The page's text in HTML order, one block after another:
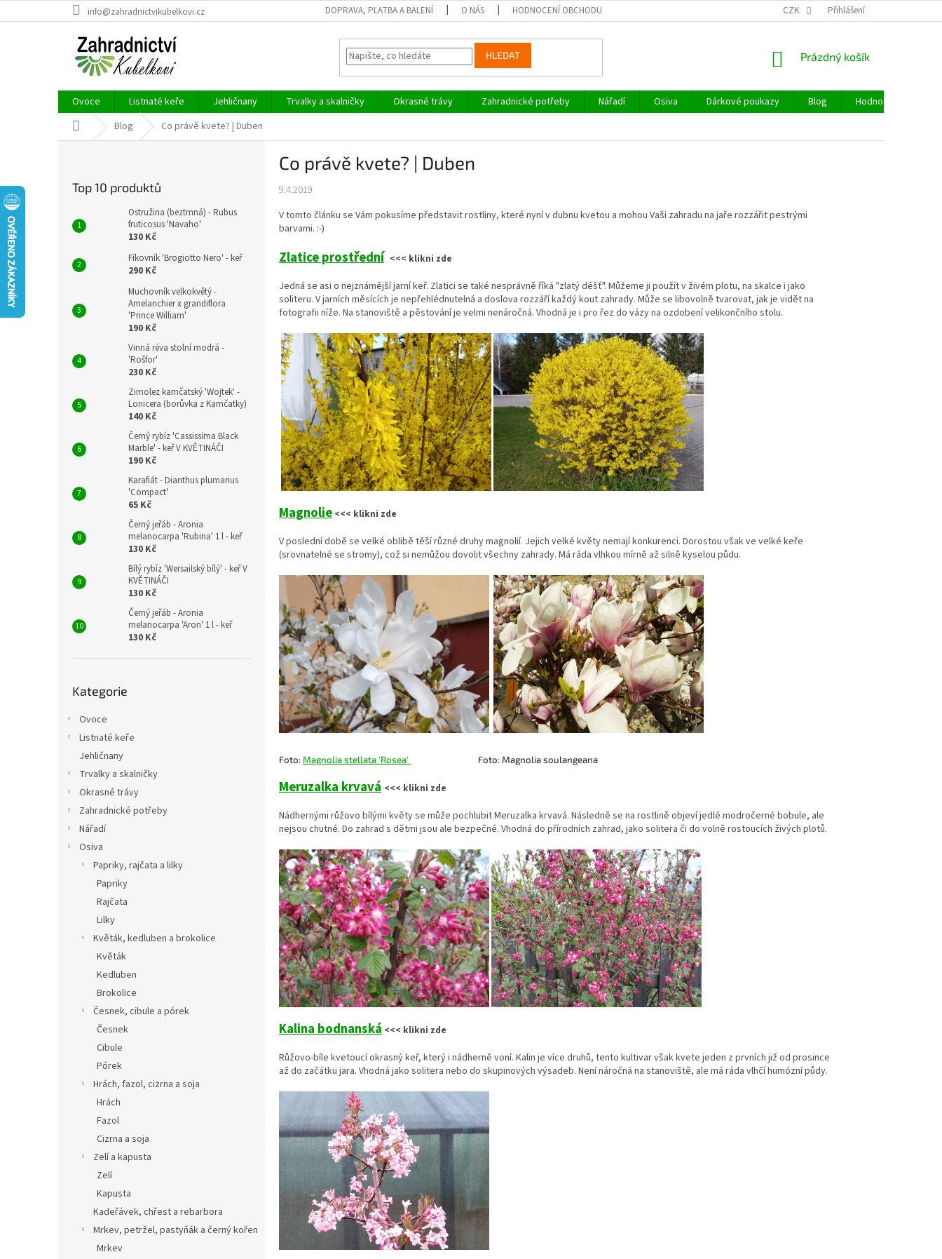
na
info@zahradnictvikubelkovi.cz DOPRAVA, PLATBA A BALENÍ O NÁS HODNOCENÍ OBCHODU CZK Přihlášení
HLEDAT
NÁKUPNÍ
Prázdný košík
Ovoce Listnaté keře Jehličnany Trvalky a skalničky Okrasné trávy Zahradnické potřeby Nářadí Osiva Dárkové poukazy Blog
Hodnocení obchodu
Domů Blog Co právě kvete? | Duben
Top 10 produktů
Ostružina (beztrnná) - Rubus
fruticosus 'Navaho'
130 Kč
Fíkovník 'Brogiotto Nero' - keř
290 Kč
Muchovník velkokvětý -
Amelanchier x grandiflora
'Prince William'
190 Kč
Vinná réva stolní modrá -
'Rošfor'
230 Kč
Zimolez kamčatský 'Wojtek' -
Lonicera (borůvka z Kamčatky)
140 Kč
Černý rybíz 'Cassissima Black
Marble' - keř V KVĚTINÁČI
190 Kč
Karafiát - Dianthus plumarius
'Compact'
65 Kč
Černý jeřáb - Aronia
melanocarpa 'Rubina' 1 l - keř
130 Kč
Bílý rybíz 'Wersailský bílý' - keř V
KVĚTINÁČI
130 Kč
Černý jeřáb - Aronia
melanocarpa 'Aron' 1 l - keř
130 Kč
kategorie
Kategorie
Ovoce
Listnaté keře
Jehličnany
Trvalky a skalničky
Okrasné trávy
Zahradnické potřeby
Nářadí
Osiva
Papriky, rajčata a lilky
Papriky
Rajčata
Lilky
Květák, kedluben a brokolice
Květák
Kedluben
Brokolice
Česnek, cibule a pórek
Česnek
Cibule
Pórek
Hrách, fazol, cizrna a soja
Hrách
Fazol
Cizrna a soja
Zelí a kapusta
Zelí
Kapusta
Kadeřávek, chřest a rebarbora
Mrkev, petržel, pastyňák a černý kořen
Mrkev
Co právě kvete? | Duben
9.4.2019
V tomto článku se Vám pokusíme představit rostliny, které nyní v dubnu kvetou a mohou Vaši zahradu na jaře rozzářit pestrými
barvami. :-)
Zlatice prostřední <<< klikni zde
Jedná se asi o nejznámější jarní keř. Zlatici se také nesprávně říká "zlatý déšť". Můžeme ji použít v živém plotu, na skalce i jako
soliteru. V jarních měsících je nepřehlédnutelná a doslova rozzáří každý kout zahrady. Může se libovolně tvarovat, jak je vidět na
fotografii níže. Na stanoviště a pěstování je velmi nenáročná. Vhodná je i pro řez do vázy na ozdobení velikončního stolu.
Magnolie <<< klikni zde
V poslední době se velké oblibě těší různé druhy magnolií. Jejich velké květy nemají konkurenci. Dorostou však ve velké keře
(srovnatelné se stromy), což si nemůžou dovolit všechny zahrady. Má ráda vlhkou mírně až silně kyselou půdu.
Foto: Magnolia stellata 'Rosea' Foto: Magnolia soulangeana
Meruzalka krvavá <<< klikni zde
Nádhernými růžovo bílými květy se může pochlubit Meruzalka krvavá. Následně se na rostlině objeví jedlé modročerné bobule, ale
nejsou chutné. Do zahrad s dětmi jsou ale bezpečné. Vhodná do přírodních zahrad, jako solitera či do volně rostoucích živých plotů.
Kalina bodnanská <<< klikni zde
Růžovo-bíle kvetoucí okrasný keř, který i nádherně voní. Kalin je více druhů, tento kultivar však kvete jeden z prvních již od prosince
až do začátku jara. Vhodná jako solitera nebo do skupinových výsadeb. Není náročná na stanoviště, ale má ráda vlhčí humózní půdy.